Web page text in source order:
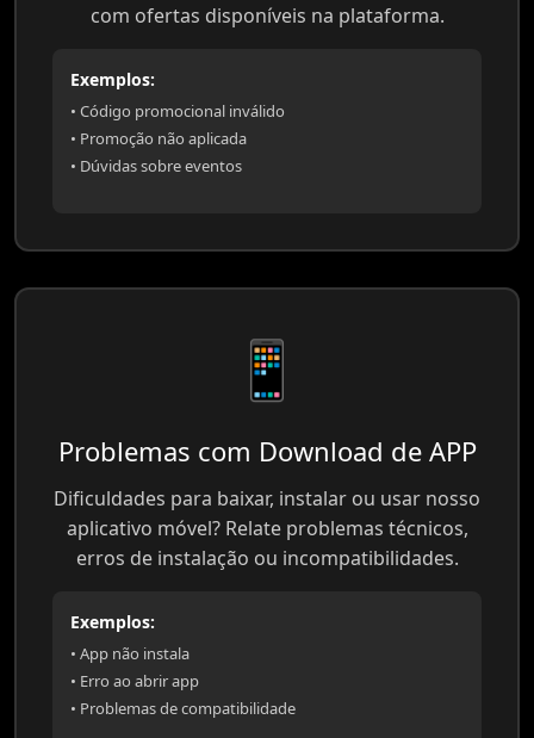
com ofertas disponíveis na plataforma.
Exemplos:
• Código promocional inválido
• Promoção não aplicada
• Dúvidas sobre eventos
📱
Problemas com Download de APP
Dificuldades para baixar, instalar ou usar nosso
aplicativo móvel? Relate problemas técnicos,
erros de instalação ou incompatibilidades.
Exemplos:
• App não instala
• Erro ao abrir app
• Problemas de compatibilidade